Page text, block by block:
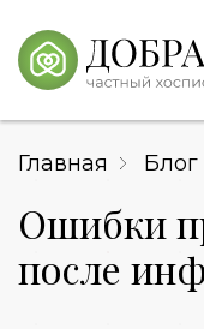
Главная Блог
Ошибки
после